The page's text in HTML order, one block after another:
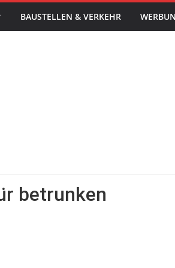
BAUSTELLEN & VERKEHR
betrunken